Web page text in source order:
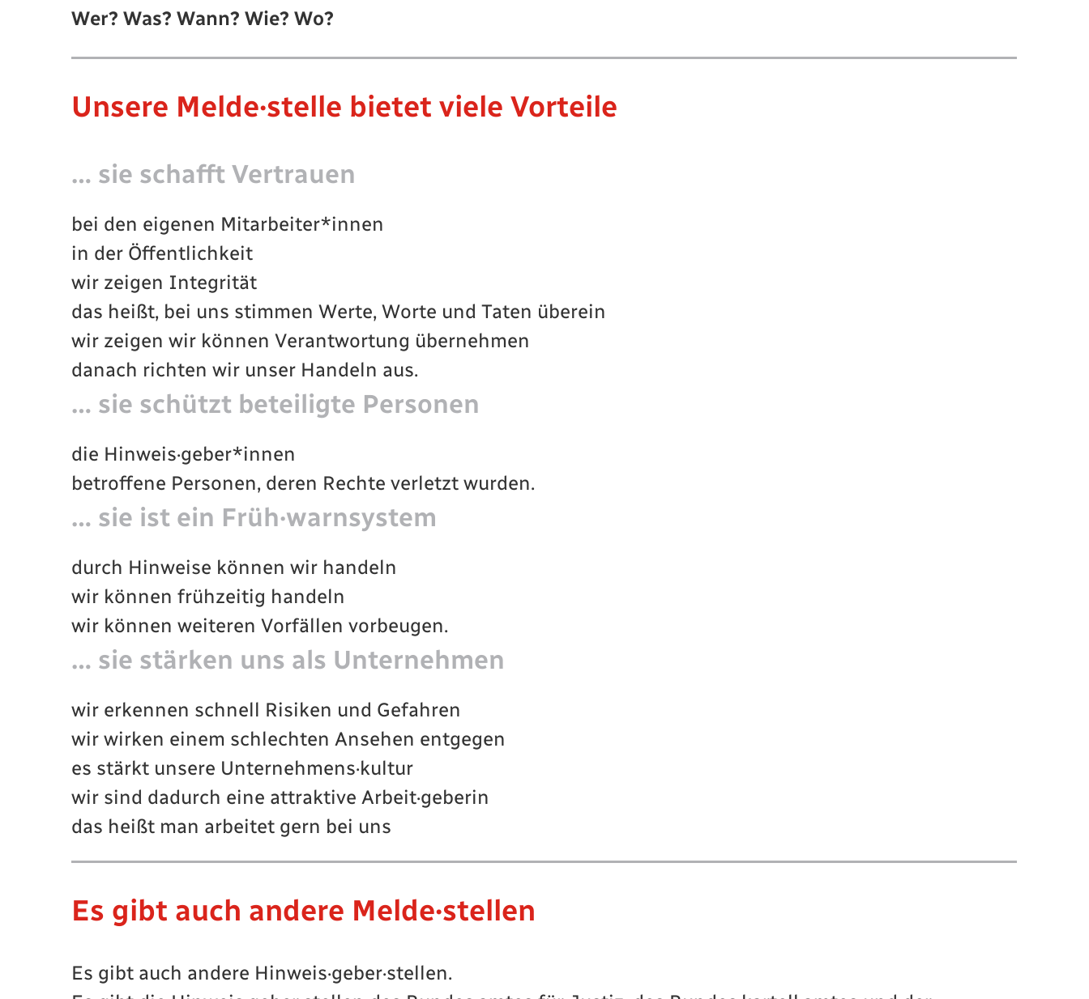
Wer? Was? Wann? Wie? Wo?
Unsere Melde·stelle bietet viele Vorteile
… sie schafft Vertrauen
bei den eigenen Mitarbeiter*innen
in der Öffentlichkeit
wir zeigen Integrität
das heißt, bei uns stimmen Werte, Worte und Taten überein
wir zeigen wir können Verantwortung übernehmen
danach richten wir unser Handeln aus.
… sie schützt beteiligte Personen
die Hinweis·geber*innen
betroffene Personen, deren Rechte verletzt wurden.
… sie ist ein Früh·warnsystem
durch Hinweise können wir handeln
wir können frühzeitig handeln
wir können weiteren Vorfällen vorbeugen.
… sie stärken uns als Unternehmen
wir erkennen schnell Risiken und Gefahren
wir wirken einem schlechten Ansehen entgegen
es stärkt unsere Unternehmens·kultur
wir sind dadurch eine attraktive Arbeit·geberin
das heißt man arbeitet gern bei uns
Es gibt auch andere Melde·stellen
Es gibt auch andere Hinweis·geber·stellen.